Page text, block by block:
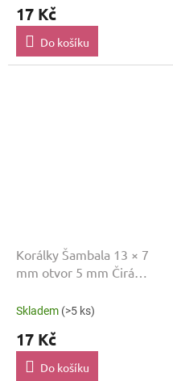
17 Kč
Do košíku
Korálky Šambala 13 × 7
mm otvor 5 mm Čirá
Skladem (>5 ks)
17 Kč
Do košíku